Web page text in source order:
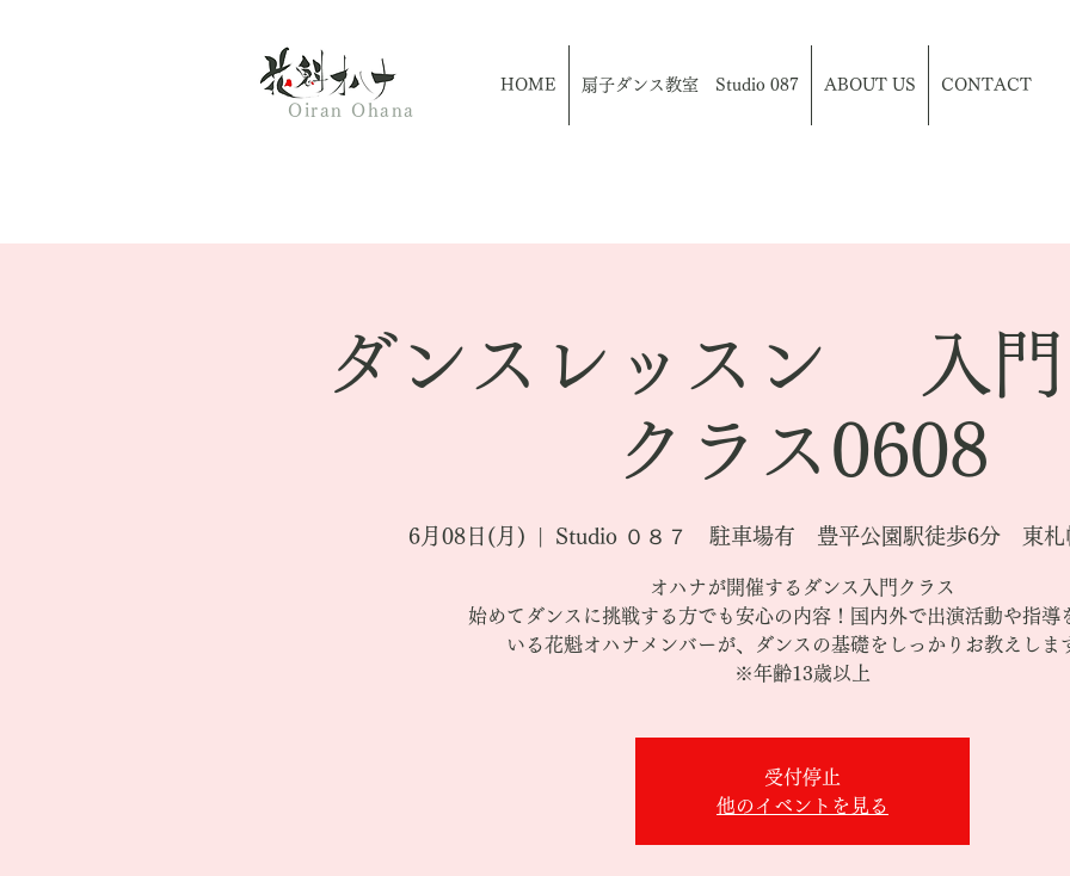
Oiran Ohana
HOME 扇子ダンス教室 Studio 087 ABOUT US CONTACT
ダンスレッスン 入門
クラス0608
6月08日(月) Studio ０８７ 駐車場有 豊平公園駅徒歩6分 東札
オハナが開催するダンス入門クラス
始めてダンスに挑戦する方でも安心の内容！国内外で出演活動や指導
いる花魁オハナメンバーが、ダンスの基礎をしっかりお教えしま
※年齢13歳以上
受付停止
他のイベントを見る